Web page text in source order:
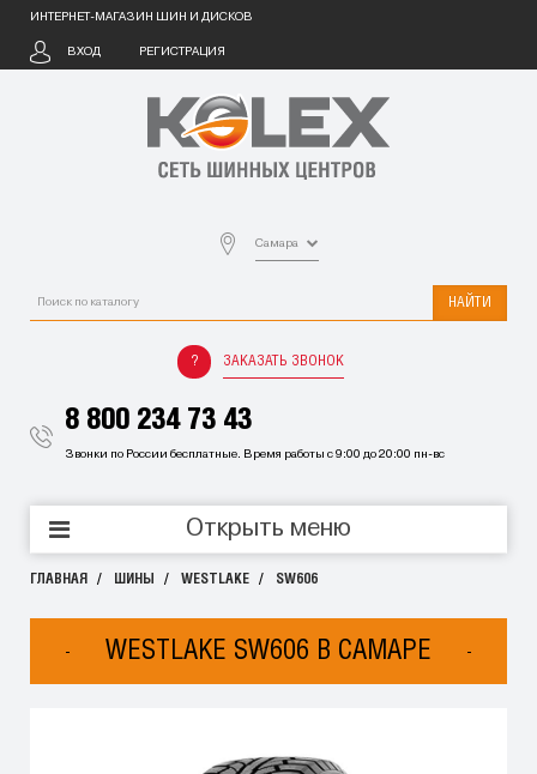
ИНТЕРНЕТ-МАГАЗИН ШИН И ДИСКОВ
ВХОД РЕГИСТРАЦИЯ
Самара
НАЙТИ
ЗАКАЗАТЬ ЗВОНОК
8 800 234 73 43
Звонки по России бесплатные. Время работы с 9:00 до 20:00 пн-вс
Открыть меню
ГЛАВНАЯ ШИНЫ WESTLAKE SW606
WESTLAKE SW606 В САМАРЕ